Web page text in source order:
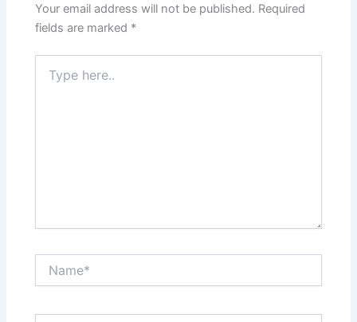
Your email address will not be published. Required
fields are marked *
here..